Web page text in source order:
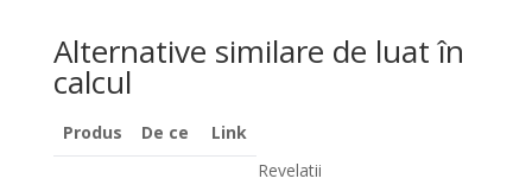
Alternative similare de luat în
calcul
Produs De ce Link
Revelatii